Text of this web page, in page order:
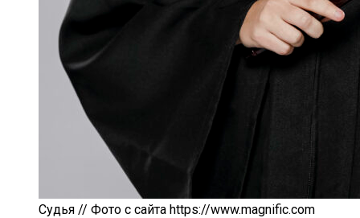
Судья // Фото с сайта https://www.magnific.com